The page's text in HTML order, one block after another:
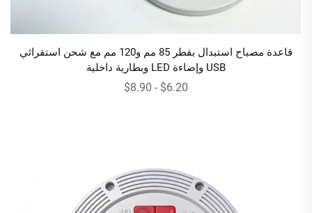
قاعدة مصباح استبدال بقطر 85 مم و120 مم مع شحن استقرائي
USB وإضاءة LED وبطارية داخلية
$6.20 - $8.90